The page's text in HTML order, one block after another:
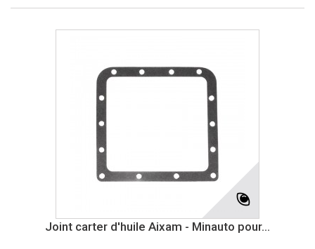
Joint carter d'huile Aixam - Minauto pour...